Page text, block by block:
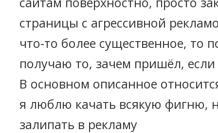
страницы с агрессивной
что-то более существенное, то
получаю то, зачем пришёл,
В основном описанное
я люблю качать всякую фигню,
залипать в рекламу